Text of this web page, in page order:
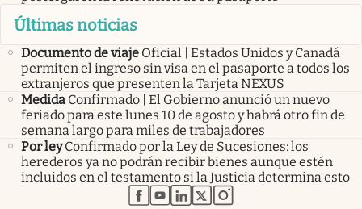
Últimas noticias
Documento de viaje Oficial | Estados Unidos y Canadá
permiten el ingreso sin visa en el pasaporte a todos los
extranjeros que presenten la Tarjeta NEXUS
Medida Confirmado | El Gobierno anunció un nuevo
feriado para este lunes 10 de agosto y habrá otro fin de
semana largo para miles de trabajadores
Por ley Confirmado por la Ley de Sucesiones: los
herederos ya no podrán recibir bienes aunque estén
incluidos en el testamento si la Justicia determina esto
abre en nueva pestaña
abre en nueva pestaña
abre en nueva pestaña
abre en nueva pestaña
abre en nueva pestaña